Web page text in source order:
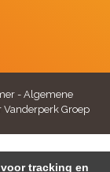
- Algemene
Vanderperk Groep
tracking en